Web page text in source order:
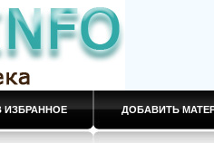
ИЗБРАННОЕ ДОБАВИТЬ